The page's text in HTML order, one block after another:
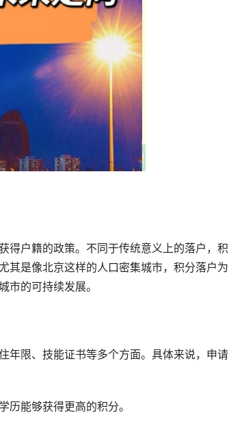
得户籍的政策。不同于传统意义上的落户，积
其是像北京这样的人口密集城市，积分落户为
市的可持续发展。
年限、技能证书等多个方面。具体来说，申请
历能够获得更高的积分。